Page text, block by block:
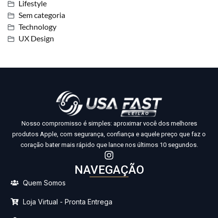
Lifestyle
Sem categoria
Technology
UX Design
Nosso compromisso é simples: aproximar você dos melhores
produtos Apple, com segurança, confiança e aquele preço que faz o
coração bater mais rápido que lance nos últimos 10 segundos.
NAVEGAÇÃO
Quem Somos
Loja Virtual - Pronta Entrega